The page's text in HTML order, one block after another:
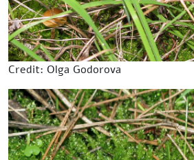
Credit: Olga Godorova